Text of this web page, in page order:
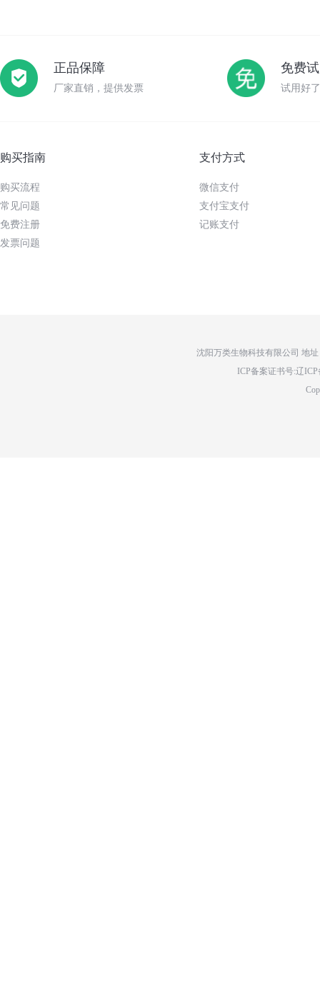
正品保障
厂家直销，提供发票
免费
试用好
购买指南
购买流程
常见问题
免费注册
发票问题
支付方式
微信支付
支付宝支付
记账支付
沈阳万类生物科技有限公司 地
ICP备案证书号:辽